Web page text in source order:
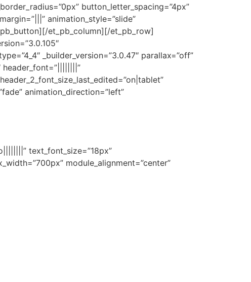
button_letter_spacing=”4px”
animation_style=”slide”
et_pb_column][/et_pb_row]
_builder_version=”3.0.47″ parallax=”off”
header_font=”||||||||”
animation_direction=”left”
text_font_size=”18px”
module_alignment=”center”